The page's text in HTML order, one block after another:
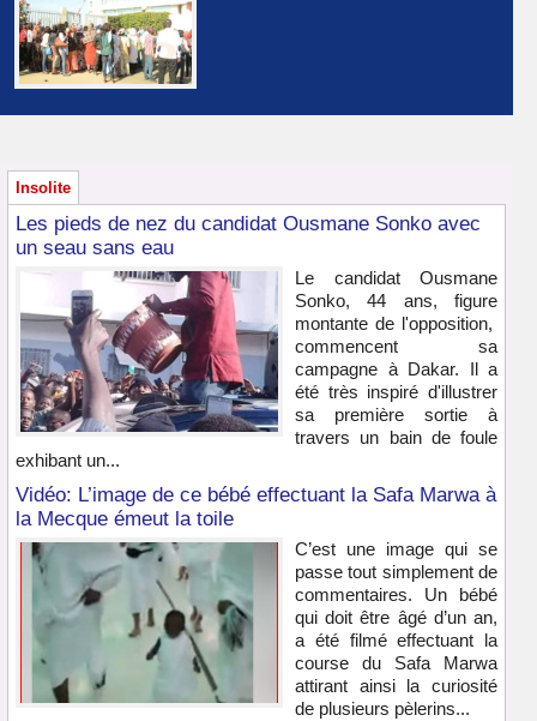
Insolite
Les pieds de nez du candidat Ousmane Sonko avec
un seau sans eau
Le candidat Ousmane
Sonko, 44 ans, figure
montante de l'opposition,
commencent sa
campagne à Dakar. Il a
été très inspiré d'illustrer
sa première sortie à
travers un bain de foule
exhibant un...
Vidéo: L’image de ce bébé effectuant la Safa Marwa à
la Mecque émeut la toile
C’est une image qui se
passe tout simplement de
commentaires. Un bébé
qui doit être âgé d’un an,
a été filmé effectuant la
course du Safa Marwa
attirant ainsi la curiosité
de plusieurs pèlerins...